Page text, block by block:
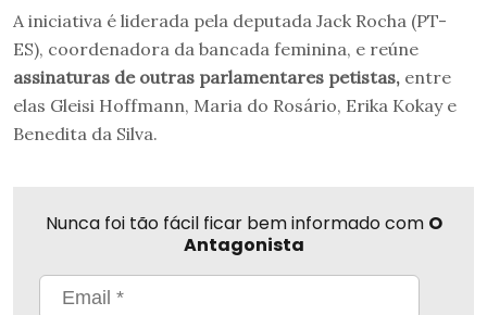
A iniciativa é liderada pela deputada Jack Rocha (PT-
ES), coordenadora da bancada feminina, e reúne
assinaturas de outras parlamentares petistas, entre
elas Gleisi Hoffmann, Maria do Rosário, Erika Kokay e
Benedita da Silva.
Nunca foi tão fácil ficar bem informado com O
Antagonista